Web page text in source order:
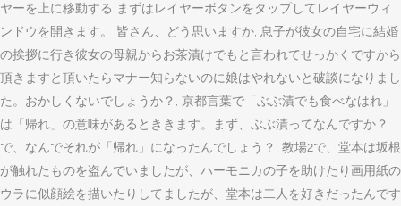
ヤーを上に移動する まずはレイヤーボタンをタップしてレイヤーウィ
ンドウを開きます。 皆さん、どう思いますか, 息子が彼女の自宅に結婚
の挨拶に行き彼女の母親からお茶漬けでもと言われてせっかくですから
頂きますと頂いたらマナー知らないのに娘はやれないと破談になりまし
た。おかしくないでしょうか？, 京都言葉で「ぶぶ漬でも食べなはれ」
は「帰れ」の意味があるとききます。まず、ぶぶ漬ってなんですか？
で、なんでそれが「帰れ」になったんでしょう？, 教場2で、堂本は坂根
が触れたものを盗んでいましたが、ハーモニカの子を助けたり画用紙の
ウラに似顔絵を描いたりしてましたが、堂本は二人を好きだったんです